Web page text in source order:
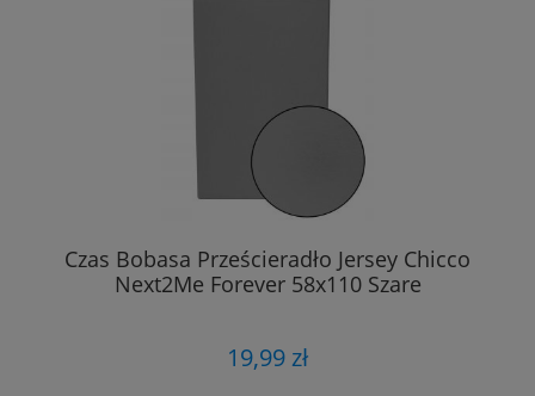
Czas Bobasa Prześcieradło Jersey Chicco
Next2Me Forever 58x110 Szare
19,99 zł